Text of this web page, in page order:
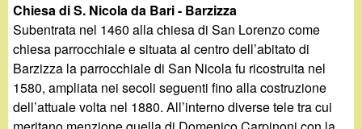
Chiesa di S. Nicola da Bari - Barzizza
Subentrata nel 1460 alla chiesa di San Lorenzo come
chiesa parrocchiale e situata al centro dell’abitato di
Barzizza la parrocchiale di San Nicola fu ricostruita nel
1580, ampliata nei secoli seguenti fino alla costruzione
dell’attuale volta nel 1880. All’interno diverse tele tra cui